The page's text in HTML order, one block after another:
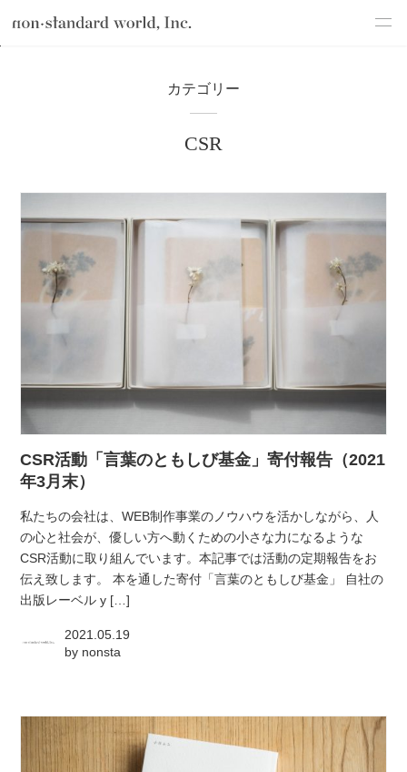
csr
works
shop
blog
recruit
atelier
contact
english
カテゴリー
CSR
CSR活動「言葉のともしび基金」寄付報告（2021
年3月末）
私たちの会社は、WEB制作事業のノウハウを活かしながら、人
の心と社会が、優しい方へ動くための小さな力になるような
CSR活動に取り組んでいます。本記事では活動の定期報告をお
伝え致します。 本を通した寄付「言葉のともしび基金」 自社の
出版レーベル y […]
2021.05.19
by nonsta